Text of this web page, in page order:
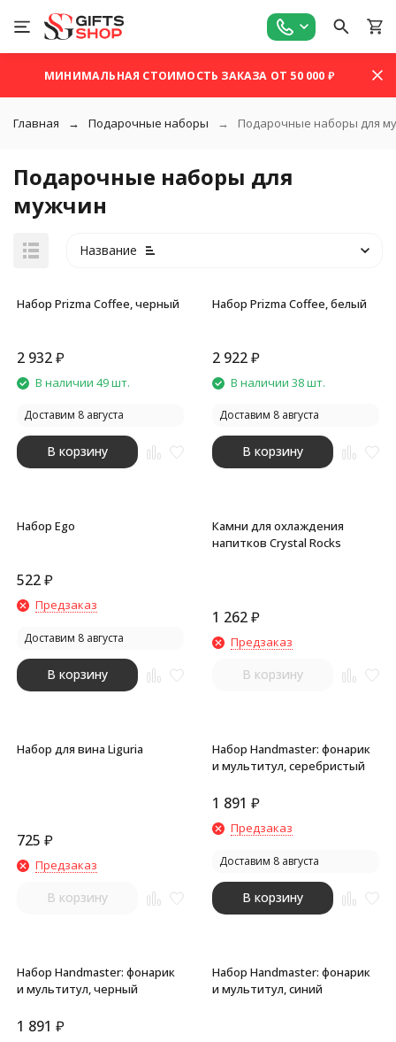
МИНИМАЛЬНАЯ СТОИМОСТЬ ЗАКАЗА ОТ 50 000 ₽
Главная Подарочные наборы Подарочные наборы для
Подарочные наборы для
мужчин
Название
Набор Prizma Coffee, черный
2 932₽
В наличии 49 шт.
Доставим 8 августа
В корзину
Набор Prizma Coffee, белый
2 922₽
В наличии 38 шт.
Доставим 8 августа
В корзину
Набор Ego
522₽
Предзаказ
Доставим 8 августа
В корзину
Камни для охлаждения
напитков Crystal Rocks
1 262₽
Предзаказ
В корзину
Набор для вина Liguria
725 ₽
Предзаказ
В корзину
Набор Handmaster: фонарик
и мультитул, серебристый
1 891 ₽
Предзаказ
Доставим 8 августа
В корзину
Набор Handmaster: фонарик
и мультитул, черный
1 891 ₽
Набор Handmaster: фонарик
и мультитул, синий